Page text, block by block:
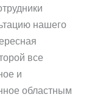
нашего
все
и
областным